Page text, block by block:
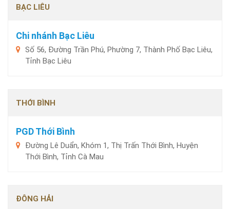
BẠC LIÊU
Chi nhánh Bạc Liêu
Số 56, Đường Trần Phú, Phường 7, Thành Phố Bạc Liêu,
Tỉnh Bạc Liêu
THỚI BÌNH
PGD Thới Bình
Đường Lê Duẩn, Khóm 1, Thị Trấn Thới Bình, Huyện
Thới Bình, Tỉnh Cà Mau
ĐÔNG HẢI